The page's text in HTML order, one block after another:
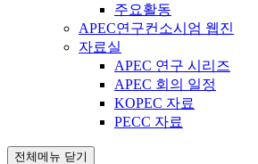
주요활동
APEC연구컨소시엄 웹진
자료실
APEC 연구 시리즈
APEC 회의 일정
KOPEC 자료
PECC 자료
전체메뉴 닫기